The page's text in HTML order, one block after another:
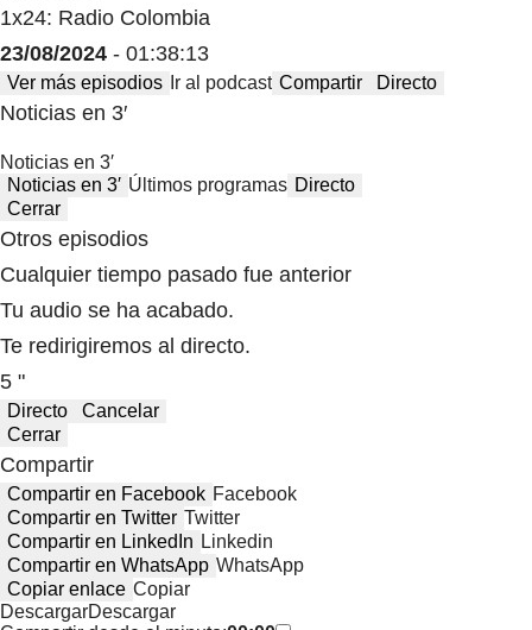
1x24: Radio Colombia
23/08/2024 - 01:38:13
Ver más episodios Ir al podcast Compartir Directo
Noticias en 3′
Noticias en 3′
Noticias en 3′ Últimos programas Directo
Cerrar
Otros episodios
Cualquier tiempo pasado fue anterior
Tu audio se ha acabado.
Te redirigiremos al directo.
5 "
Directo
Cancelar
Cerrar
Compartir
Compartir en Facebook Facebook
Compartir en Twitter Twitter
Compartir en LinkedIn Linkedin
Compartir en WhatsApp WhatsApp
Copiar enlace Copiar
DescargarDescargar